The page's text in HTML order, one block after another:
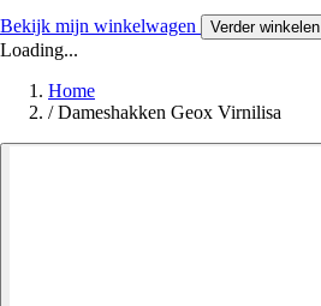
Bekijk mijn winkelwagen Verder winkelen
Loading...
Home
/ Dameshakken Geox Virnilisa